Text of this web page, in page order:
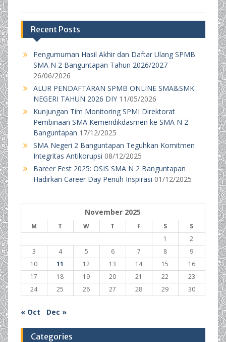
Recent Posts
Pengumuman Hasil Akhir dan Daftar Ulang SPMB
SMA N 2 Banguntapan Tahun 2026/2027
26/06/2026
ALUR PENDAFTARAN SPMB ONLINE SMA&SMK
NEGERI TAHUN 2026 DIY 11/05/2026
Kunjungan Tim Monitoring SPMI Direktorat
Pembinaan SMA Kemendikdasmen ke SMA N 2
Banguntapan 17/12/2025
SMA Negeri 2 Banguntapan Teguhkan Komitmen
Integritas Antikorupsi 08/12/2025
Bareer Fest 2025: OSIS SMA N 2 Banguntapan
Hadirkan Career Day Penuh Inspirasi 01/12/2025
November 2025
M T W T F S
S
1
2
3
4 5 6 7 8
9
10
11 12 13 14 15
16
17
18 19 20 21 22
23
24
25 26 27 28 29 30
« Oct Dec »
Categories